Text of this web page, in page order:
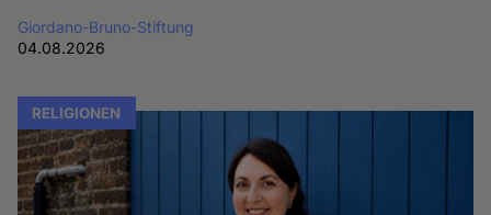
Giordano-Bruno-Stiftung
04.08.2026
RELIGIONEN